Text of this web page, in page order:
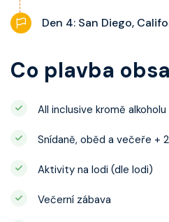
Den 4: San Diego,
Co plavba
All inclusive kromě alkoholu
Snídaně, oběd a večeře +
Aktivity na lodi (dle lodi)
Večerní zábava